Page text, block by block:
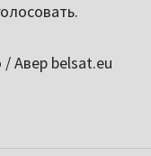
Авер belsat.eu